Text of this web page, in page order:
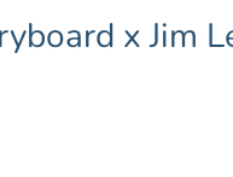
x Jim